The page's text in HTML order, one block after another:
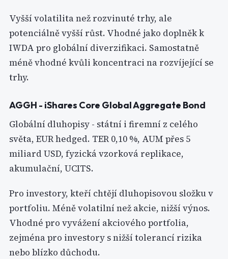
Vyšší volatilita než rozvinuté trhy, ale
potenciálně vyšší růst. Vhodné jako doplněk k
IWDA pro globální diverzifikaci. Samostatně
méně vhodné kvůli koncentraci na rozvíjející se
trhy.
AGGH - iShares Core Global Aggregate Bond
Globální dluhopisy - státní i firemní z celého
světa, EUR hedged. TER 0,10 %, AUM přes 5
miliard USD, fyzická vzorková replikace,
akumulační, UCITS.
Pro investory, kteří chtějí dluhopisovou složku v
portfoliu. Méně volatilní než akcie, nižší výnos.
Vhodné pro vyvážení akciového portfolia,
zejména pro investory s nižší tolerancí rizika
nebo blízko důchodu.